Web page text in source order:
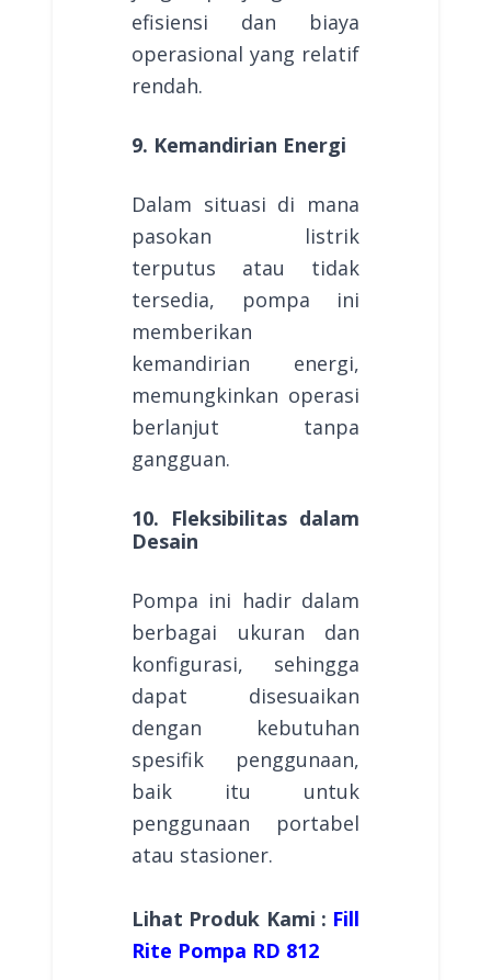
efisiensi dan biaya
operasional yang relatif
rendah.
9. Kemandirian Energi
Dalam situasi di mana
pasokan listrik
terputus atau tidak
tersedia, pompa ini
memberikan
kemandirian energi,
memungkinkan operasi
berlanjut tanpa
gangguan.
10. Fleksibilitas dalam
Desain
Pompa ini hadir dalam
berbagai ukuran dan
konfigurasi, sehingga
dapat disesuaikan
dengan kebutuhan
spesifik penggunaan,
baik itu untuk
penggunaan portabel
atau stasioner.
Lihat Produk Kami : Fill
Rite Pompa RD 812